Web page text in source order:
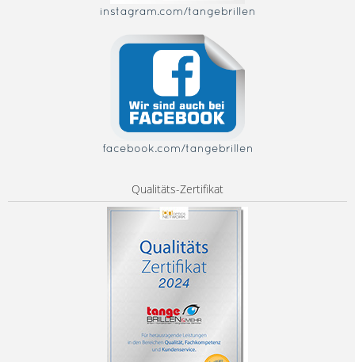
instagram.com/tangebrillen
facebook.com/tangebrillen
Qualitäts-Zertifikat